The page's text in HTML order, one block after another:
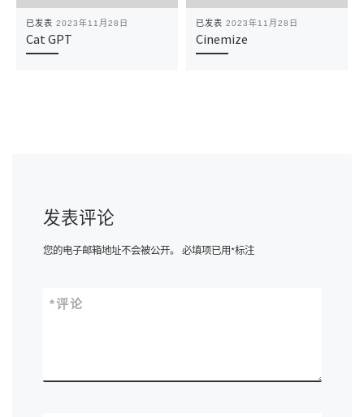
已发表 2023年11月28日
Cat GPT
已发表 2023年11月28日
Cinemize
发表评论
您的电子邮箱地址不会被公开。 必填项已用*标注
评论
*